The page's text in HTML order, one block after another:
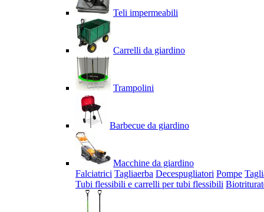
Teli impermeabili
Carrelli da giardino
Trampolini
Barbecue da giardino
Macchine da giardino
Falciatrici Tagliaerba Decespugliatori Pompe
Tubi flessibili e carrelli per tubi flessibili